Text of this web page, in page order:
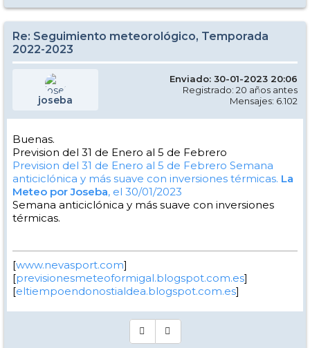
Re: Seguimiento meteorológico, Temporada
2022-2023
joseba
Enviado: 30-01-2023 20:06
Registrado: 20 años antes
Mensajes: 6.102
Buenas.
Prevision del 31 de Enero al 5 de Febrero
Prevision del 31 de Enero al 5 de Febrero Semana
anticiclónica y más suave con inversiones térmicas. La
Meteo por Joseba, el 30/01/2023
Semana anticiclónica y más suave con inversiones
térmicas.
[www.nevasport.com]
[previsionesmeteoformigal.blogspot.com.es]
[eltiempoendonostialdea.blogspot.com.es]